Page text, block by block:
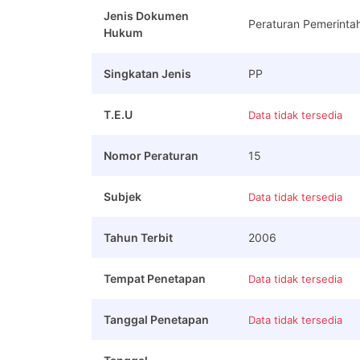
Jenis Dokumen
Hukum
Peraturan
Singkatan Jenis PP
T.E.U Data tidak tersedia
Nomor Peraturan 15
Subjek Data tidak tersedia
Tahun Terbit 2006
Tempat Penetapan Data tidak tersedia
Tanggal Penetapan Data tidak tersedia